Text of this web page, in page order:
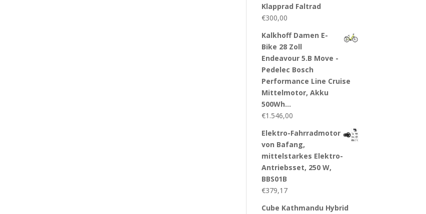
Klapprad Faltrad
€300,00
Kalkhoff Damen E-
Bike 28 Zoll
Endeavour 5.B Move -
Pedelec Bosch
Performance Line Cruise
Mittelmotor, Akku
500Wh…
€1.546,00
Elektro-Fahrradmotor
von Bafang,
mittelstarkes Elektro-
Antriebsset, 250 W,
BBS01B
€379,17
Cube Kathmandu Hybrid